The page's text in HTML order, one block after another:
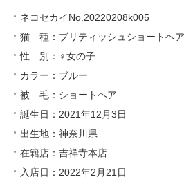
ネコセカイNo.20220208k005
猫 種：ブリティッシュショートヘア
性 別：♀女の子
カラー：ブルー
被 毛：ショートヘア
誕生日：2021年12月3日
出生地：神奈川県
在籍店：吉祥寺本店
入店日：2022年2月21日